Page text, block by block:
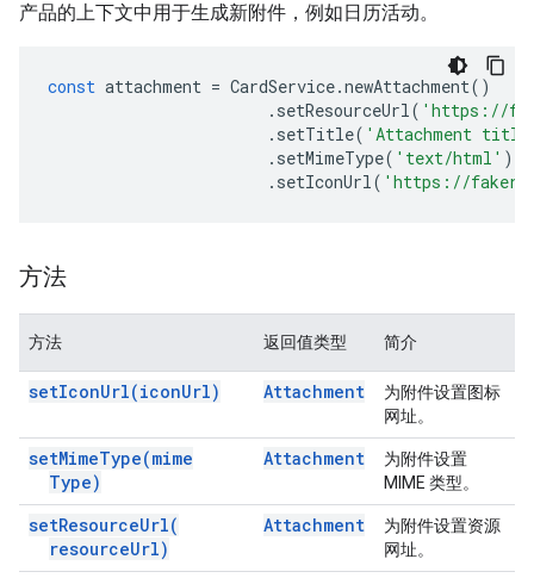
产品的上下文中用于生成新附件，例如日历活动。
const attachment = CardService.newAttachment()
. setResourceUrl( 'https://
. setTitle( 'Attachment
. setMimeType( 'text/html' )
. setIconUrl( 'https://
方法
方法 返回值类型 简介
setIconUrl(iconUrl) Attachment
为附件设置图标
网址。
setMimeType(mime
Type)
Attachment
为附件设置
MIME 类型。
setResourceUrl(
resourceUrl)
Attachment
为附件设置资源
网址。